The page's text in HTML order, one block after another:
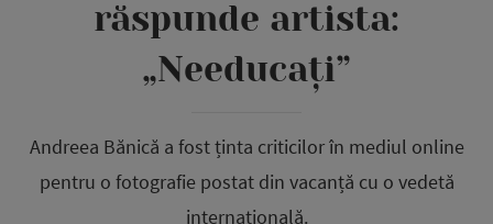
răspunde artista:
„Needucați”
Andreea Bănică a fost ținta criticilor în mediul online
pentru o fotografie postat din vacanță cu o vedetă
internațională.